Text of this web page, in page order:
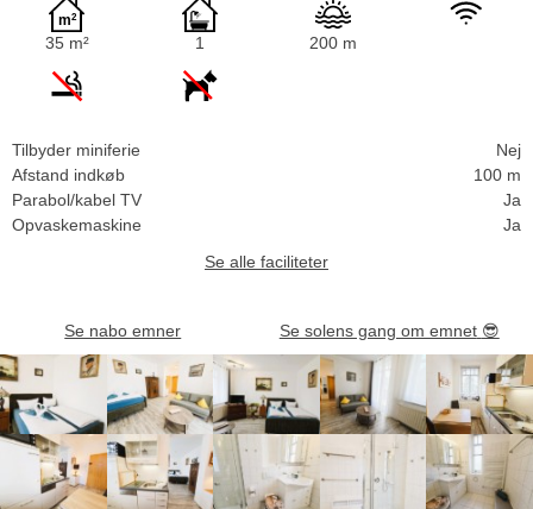
35 m² 1 200 m
Tilbyder miniferie
Nej
Afstand indkøb
100 m
Parabol/kabel TV
Ja
Opvaskemaskine
Ja
Se alle faciliteter
Se nabo emner Se solens gang om emnet 😎